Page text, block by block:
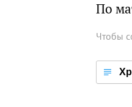
По
Чтобы